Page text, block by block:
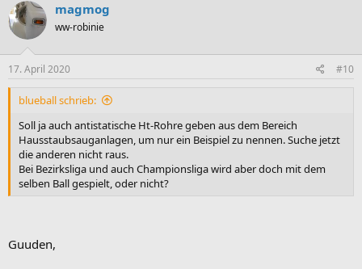
magmog
ww-robinie
17. April 2020 #10
blueball schrieb:
Soll ja auch antistatische Ht-Rohre geben aus dem Bereich
Hausstaubsauganlagen, um nur ein Beispiel zu nennen. Suche jetzt
die anderen nicht raus.
Bei Bezirksliga und auch Championsliga wird aber doch mit dem
selben Ball gespielt, oder nicht?
Guuden,